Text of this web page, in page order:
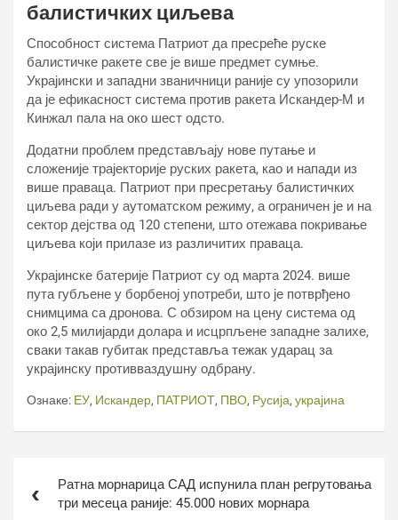
балистичких циљева
Способност система Патриот да пресреће руске
балистичке ракете све је више предмет сумње.
Украјински и западни званичници раније су упозорили
да је ефикасност система против ракета Искандер-М и
Кинжал пала на око шест одсто.
Додатни проблем представљају нове путање и
сложеније трајекторије руских ракета, као и напади из
више праваца. Патриот при пресретању балистичких
циљева ради у аутоматском режиму, а ограничен је и на
сектор дејства од 120 степени, што отежава покривање
циљева који прилазе из различитих праваца.
Украјинске батерије Патриот су од марта 2024. више
пута губљене у борбеној употреби, што је потврђено
снимцима са дронова. С обзиром на цену система од
око 2,5 милијарди долара и исцрпљене западне залихе,
сваки такав губитак представља тежак ударац за
украјинску противваздушну одбрану.
Ознаке: ЕУ, Искандер, ПАТРИОТ, ПВО, Русија, украјина
чланкаРатна морнарица САД испунила план регрутовања
три месеца раније: 45.000 нових морнара